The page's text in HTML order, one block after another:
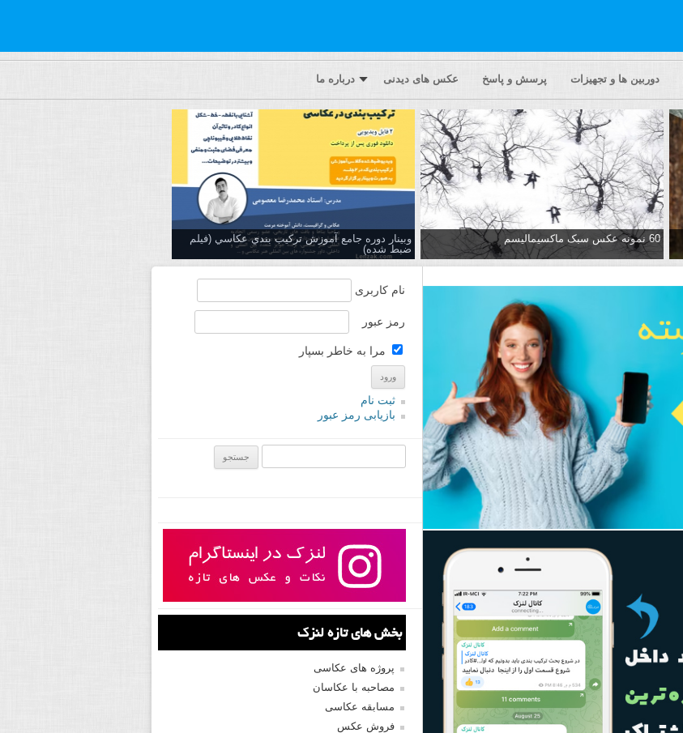
دوربین ها و تجهیزات پرسش و پاسخ عکس های دیدنی درباره ما
60 نمونه عکس سبک ماکسیمالیسم
وبینار دوره جامع آموزش تركيب بندي عكاسي (فیلم
ضبط شده)
نام کاربری
رمز عبور
مرا به خاطر بسپار
ثبت نام
بازیابی رمز عبور
بخش های تازه لنزک
پروژه های عکاسی
مصاحبه با عکاسان
مسابقه عکاسی
فروش عکس